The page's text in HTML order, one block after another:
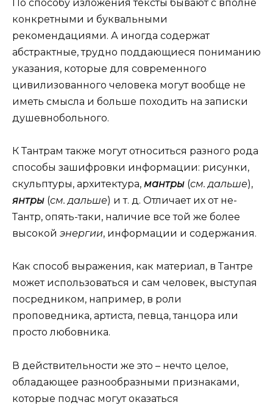
По способу изложения тексты бывают с вполне
конкретными и буквальными
рекомендациями. А иногда содержат
абстрактные, трудно поддающиеся пониманию
указания, которые для современного
цивилизованного человека могут вообще не
иметь смысла и больше походить на записки
душевнобольного.
К Тантрам также могут относиться разного рода
способы зашифровки информации: рисунки,
скульптуры, архитектура, мантры (см. дальше),
янтры (см. дальше) и т. д. Отличает их от не-
Тантр, опять-таки, наличие все той же более
высокой энергии, информации и содержания.
Как способ выражения, как материал, в Тантре
может использоваться и сам человек, выступая
посредником, например, в роли
проповедника, артиста, певца, танцора или
просто любовника.
В действительности же это – нечто целое,
обладающее разнообразными признаками,
которые подчас могут оказаться